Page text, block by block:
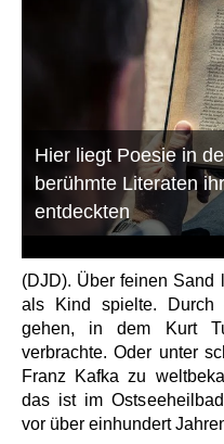
Hier liegt Poesie in
berühmte Literaten
entdeckten
(DJD). Über feinen Sand
als Kind spielte. Durch
gehen, in dem Kurt
verbrachte. Oder unter
Franz Kafka zu
das ist im
vor über einhundert